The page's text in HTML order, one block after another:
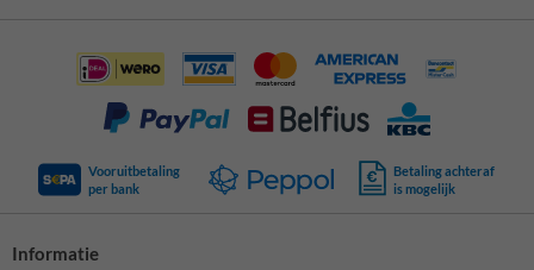
Vooruitbetaling
per bank
Betaling achteraf
is mogelijk
Informatie